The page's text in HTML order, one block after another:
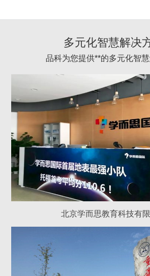
多元化智慧解决
品科为您提供**的多元化智
北京学而思教育科技有